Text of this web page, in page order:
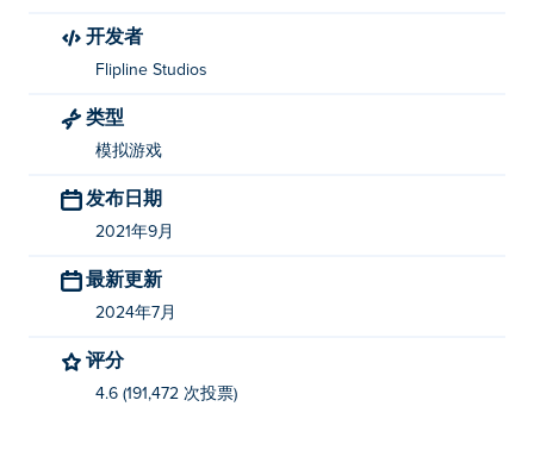
开发者
Flipline Studios
类型
模拟游戏
发布日期
2021年9月
最新更新
2024年7月
评分
4.6 (191,472 次投票)